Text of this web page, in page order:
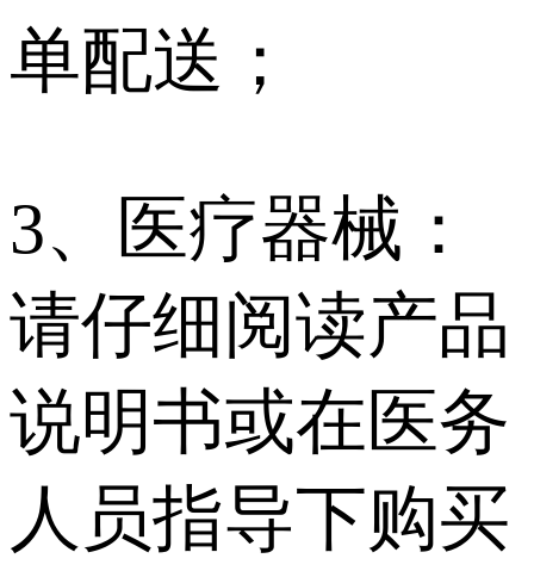
单配送；
3、医疗器械：
请仔细阅读产品
说明书或在医务
人员指导下购买